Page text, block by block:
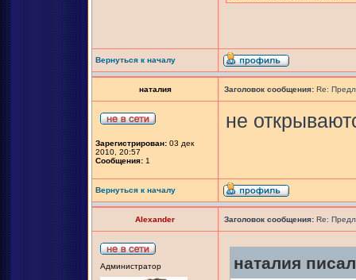
Вернуться к началу
наталия Заголовок сообщения: Re:
Зарегистрирован: 03 дек
2010, 20:57
Сообщения: 1
не
Вернуться к началу
Alexander Заголовок сообщения: Re:
Администратор наталия